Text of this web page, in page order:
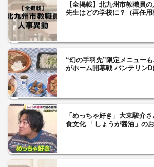
【全掲載】北九州市教職員
先生はどの学校に？（再任
“幻の手羽先”限定メニュー
がホーム開幕戦 バンテリンD
「めっちゃ好き」大東駿介
食文化 「しょうが醤油」の